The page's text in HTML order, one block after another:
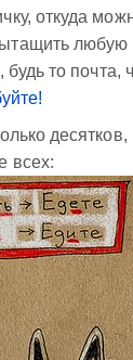
откуда
любую
будь то почта,
всех: